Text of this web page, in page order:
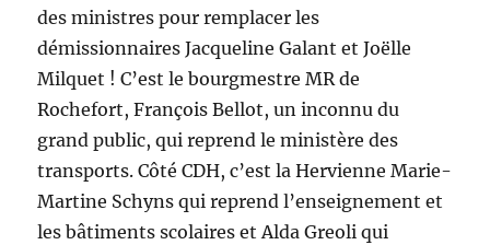
des ministres pour remplacer les
démissionnaires Jacqueline Galant et Joëlle
Milquet ! C’est le bourgmestre MR de
Rochefort, François Bellot, un inconnu du
grand public, qui reprend le ministère des
transports. Côté CDH, c’est la Hervienne Marie-
Martine Schyns qui reprend l’enseignement et
les bâtiments scolaires et Alda Greoli qui